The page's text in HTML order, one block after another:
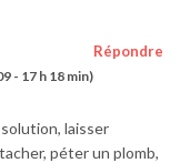
- 17 h 18 min)
Répondre
laisser
péter un plomb,